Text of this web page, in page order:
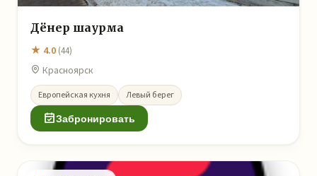
Дёнер шаурма
★ 4.0 (44)
Красноярск
Европейская кухня Левый берег
Забронировать